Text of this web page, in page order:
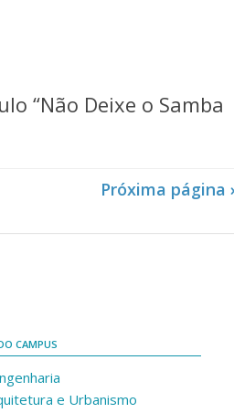
“Não Deixe o Samba
Próxima página
CAMPUS
e Urbanismo